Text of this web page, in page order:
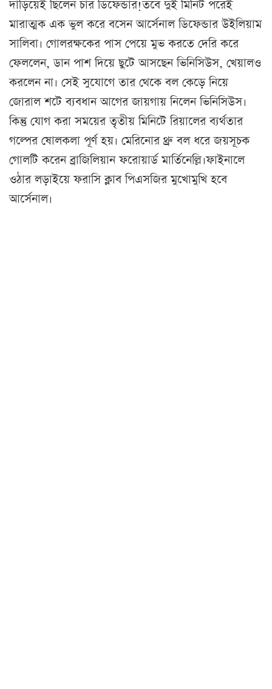
দাঁড়িয়েই ছিলেন চার ডিফেন্ডার!তবে দুই মিনিট পরেই
মারাত্মক এক ভুল করে বসেন আর্সেনাল ডিফেন্ডার উইলিয়াম
সালিবা। গোলরক্ষকের পাস পেয়ে মুভ করতে দেরি করে
ফেললেন, ডান পাশ দিয়ে ছুটে আসছেন ভিনিসিউস, খেয়ালও
করলেন না। সেই সুযোগে তার থেকে বল কেড়ে নিয়ে
জোরাল শটে ব্যবধান আগের জায়গায় নিলেন ভিনিসিউস।
কিন্তু যোগ করা সময়ের তৃতীয় মিনিটে রিয়ালের ব্যর্থতার
গল্পের ষোলকলা পূর্ণ হয়। মেরিনোর থ্রু বল ধরে জয়সূচক
গোলটি করেন ব্রাজিলিয়ান ফরোয়ার্ড মার্তিনেল্লি।ফাইনালে
ওঠার লড়াইয়ে ফরাসি ক্লাব পিএসজির মুখোমুখি হবে
আর্সেনাল।